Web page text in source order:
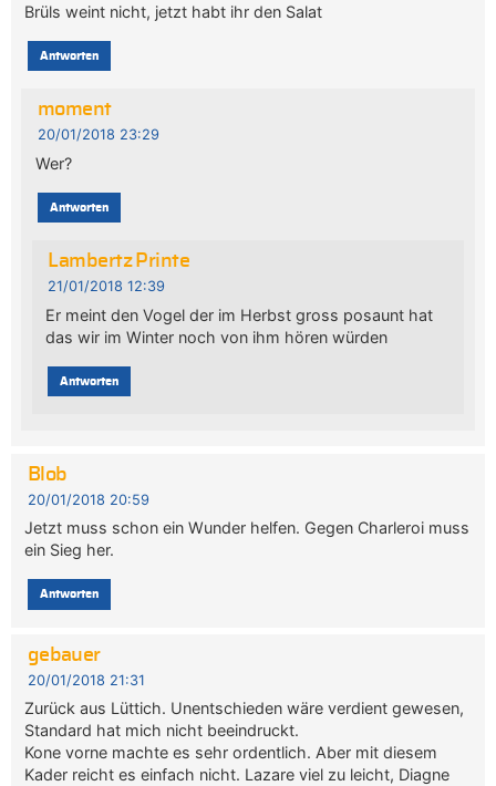
Brüls weint nicht, jetzt habt ihr den Salat
Antworten
moment
20/01/2018 23:29
Wer?
Antworten
Lambertz Printe
21/01/2018 12:39
Er meint den Vogel der im Herbst gross posaunt hat
das wir im Winter noch von ihm hören würden
Antworten
Blob
20/01/2018 20:59
Jetzt muss schon ein Wunder helfen. Gegen Charleroi muss
ein Sieg her.
Antworten
gebauer
20/01/2018 21:31
Zurück aus Lüttich. Unentschieden wäre verdient gewesen,
Standard hat mich nicht beeindruckt.
Kone vorne machte es sehr ordentlich. Aber mit diesem
Kader reicht es einfach nicht. Lazare viel zu leicht, Diagne